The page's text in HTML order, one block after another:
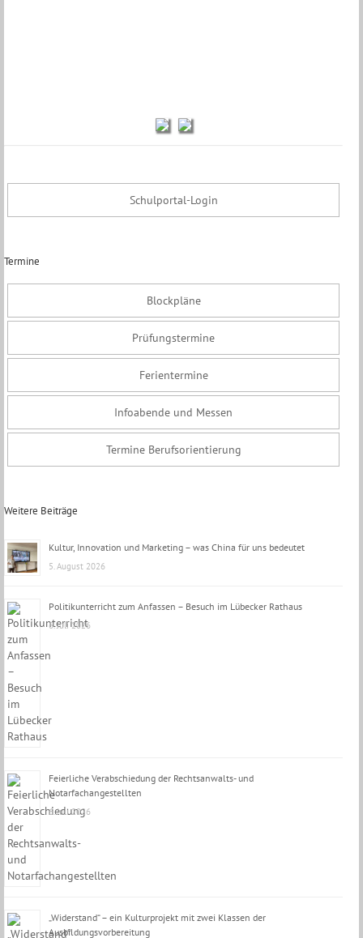
Schulportal-Login
Termine
Blockpläne
Prüfungstermine
Ferientermine
Infoabende und Messen
Termine Berufsorientierung
Weitere Beiträge
Kultur, Innovation und Marketing – was China für uns bedeutet
5. August 2026
Politikunterricht zum Anfassen – Besuch im Lübecker Rathaus
6. Juli 2026
Feierliche Verabschiedung der Rechtsanwalts- und
Notarfachangestellten
6. Juli 2026
„Widerstand“ – ein Kulturprojekt mit zwei Klassen der
Ausbildungsvorbereitung